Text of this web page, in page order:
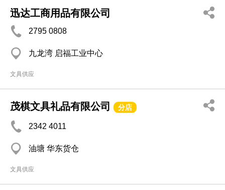
迅达工商用品有限公司
2795 0808
九龙湾 启福工业中心
文具供应
茂棋文具礼品有限公司 分店
2342 4011
油塘 华东货仓
文具供应